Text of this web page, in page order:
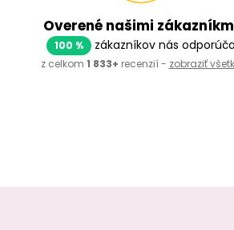
Overené našimi
100 % zákazníkov nás odporúča
z celkom 1 833+ recenzií - zobraziť